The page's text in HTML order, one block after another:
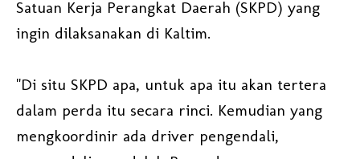
Satuan Kerja Perangkat Daerah (SKPD) yang
ingin dilaksanakan di Kaltim.
"Di situ SKPD apa, untuk apa itu akan tertera
dalam perda itu secara rinci. Kemudian yang
mengkoordinir ada driver pengendali,